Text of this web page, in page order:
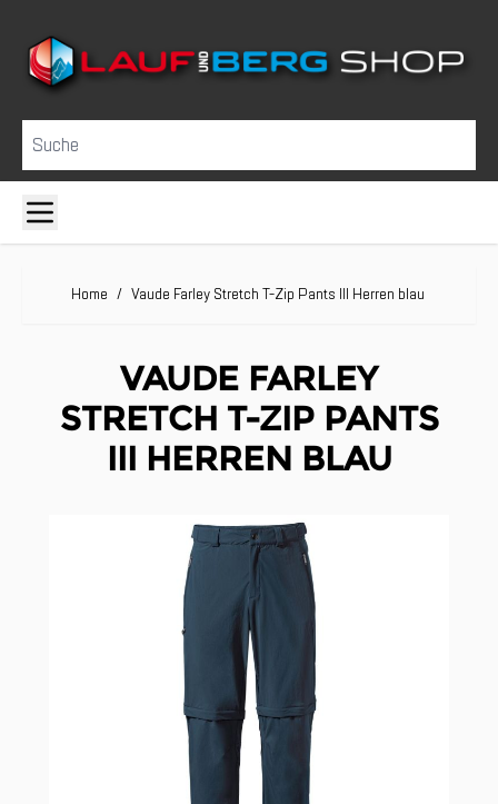
Suche
Home / Vaude Farley Stretch T-Zip Pants III Herren blau
VAUDE FARLEY
STRETCH T-ZIP PANTS
III HERREN BLAU
Clicken, um das Karussell zu überspringen